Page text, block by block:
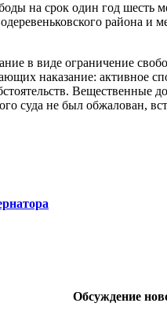
на срок один год шесть
района и
в виде ограничение
наказание:
суда не был обжалован,
Обсуждение